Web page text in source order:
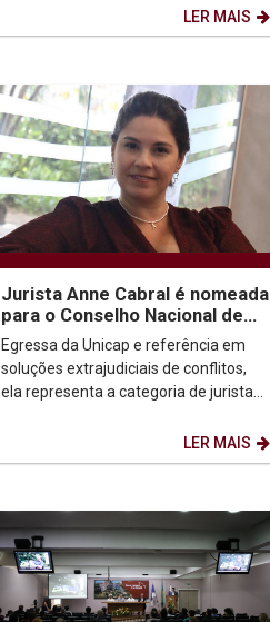
LER MAIS
Jurista Anne Cabral é nomeada
para o Conselho Nacional de
Desenvolvimento Social
Sustentável
Egressa da Unicap e referência em
soluções extrajudiciais de conflitos,
ela representa a categoria de juristas
LER MAIS